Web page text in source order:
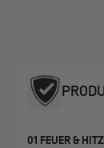
01 FEUER &